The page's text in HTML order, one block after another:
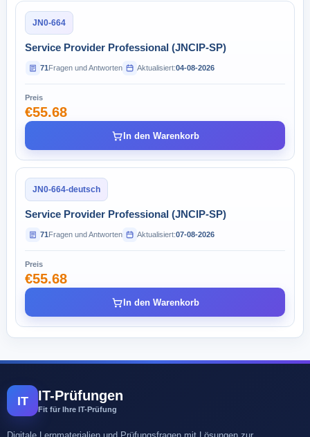
JN0-664
Service Provider Professional (JNCIP-SP)
71Fragen und Antworten Aktualisiert:04-08-2026
Preis
€55.68
In den Warenkorb
JN0-664-deutsch
Service Provider Professional (JNCIP-SP)
71Fragen und Antworten Aktualisiert:07-08-2026
Preis
€55.68
In den Warenkorb
IT IT-Prüfungen
Fit für Ihre IT-Prüfung